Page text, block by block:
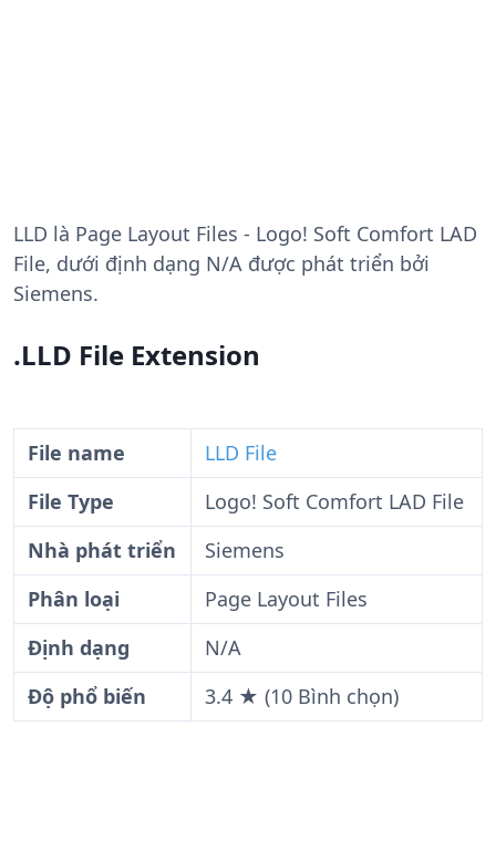
LLD là Page Layout Files - Logo! Soft Comfort LAD
File, dưới định dạng N/A được phát triển bởi
Siemens.
.LLD File Extension
File name
LLD File
File Type
Logo! Soft Comfort LAD File
Nhà phát triển
Siemens
Phân loại
Page Layout Files
Định dạng
N/A
Độ phổ biến
3.4 ★ (10 Bình chọn)